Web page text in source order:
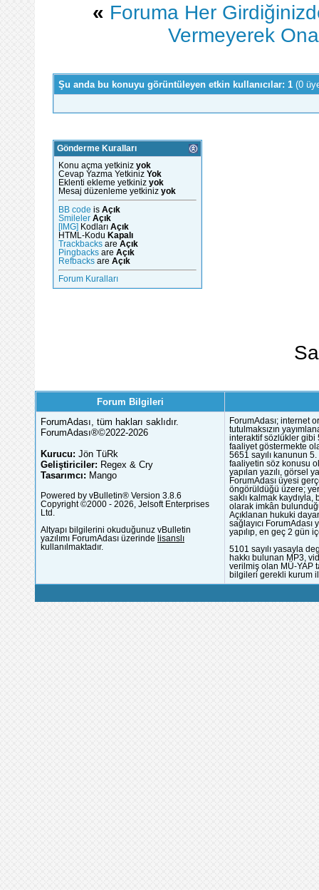
« Foruma Her
Vermeyerek
Şu anda bu konuyu görüntüleyen etkin kullanıcılar: 1 (0
Gönderme Kuralları
Konu açma yetkiniz yok
Cevap Yazma Yetkiniz Yok
Eklenti ekleme yetkiniz yok
Mesaj düzenleme yetkiniz yok
BB code is Açık
Smileler Açık
[IMG] Kodları Açık
HTML-Kodu Kapalı
Trackbacks are Açık
Pingbacks are Açık
Refbacks are Açık
Forum Kuralları
Forum Bilgileri
ForumAdası, tüm hakları saklıdır.
ForumAdası®©2022-2026
Kurucu: Jön TüRk
Geliştiriciler: Regex & Cry
Tasarımcı: Mango
Powered by vBulletin® Version 3.8.6
Copyright ©2000 - 2026, Jelsoft Enterprises
Ltd.
Altyapı bilgilerini okuduğunuz vBulletin
yazılımı ForumAdası üzerinde lisanslı
kullanılmaktadır.
ForumAdası; internet
tutulmaksızın
interaktif sözlükler gibi
faaliyet göstermekte
5651 sayılı kanunun
faaliyetin söz konusu
yapılan yazılı, görsel
ForumAdası üyesi
öngörüldüğü üzere;
saklı kalmak
olarak imkân
Açıklanan hukuki
sağlayıcı
yapılıp, en geç 2 gün
5101 sayılı yasayla
hakkı bulunan MP3,
verilmiş olan MÜ-YAP
bilgileri gerekli kurum